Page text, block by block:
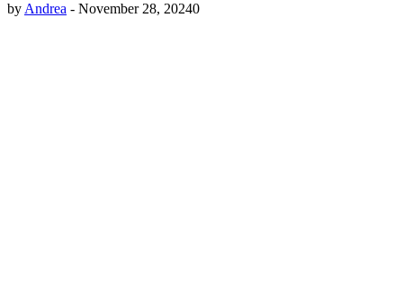
by Andrea - November 28, 20240